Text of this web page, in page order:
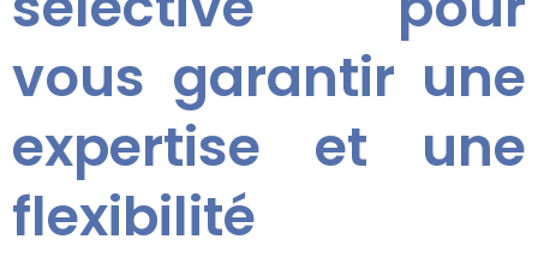
vous garantir une
expertise et une
flexibilité